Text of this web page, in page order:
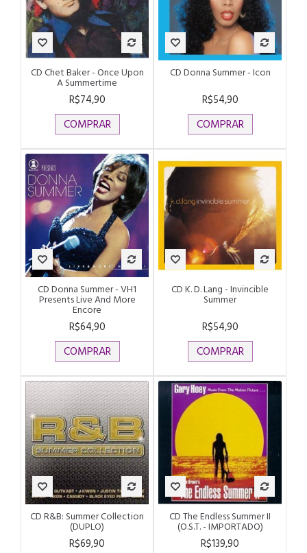
CD Chet Baker - Once Upon
A Summertime
R$74,90
COMPRAR
CD Donna Summer - Icon
R$54,90
COMPRAR
CD Donna Summer - VH1
Presents Live And More
Encore
R$64,90
COMPRAR
CD K. D. Lang - Invincible
Summer
R$54,90
COMPRAR
CD R&B: Summer Collection
(DUPLO)
R$69,90
CD The Endless Summer II
(O.S.T. - IMPORTADO)
R$139,90